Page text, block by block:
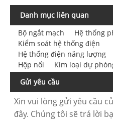
Danh mục liên quan
Bộ ngắt mạch
Hệ thống
Kiểm soát hệ thống điện
Hệ thống điện năng lượng
Hộp nối
Kim loại dự
Gửi yêu cầu
Xin vui lòng gửi yêu cầu
đây. Chúng tôi sẽ trả lời